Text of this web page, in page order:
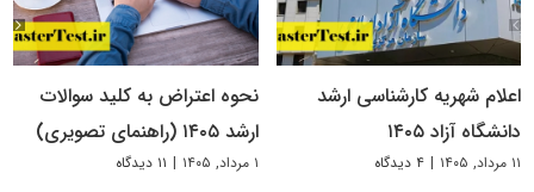
اعلام شهریه کارشناسی ارشد
دانشگاه آزاد ۱۴۰۵
۱۱ مرداد, ۱۴۰۵ | ۴ دیدگاه
نحوه اعتراض به کلید سوالات
ارشد ۱۴۰۵ (راهنمای تصویری)
۱ مرداد, ۱۴۰۵ | ۱۱ دیدگاه